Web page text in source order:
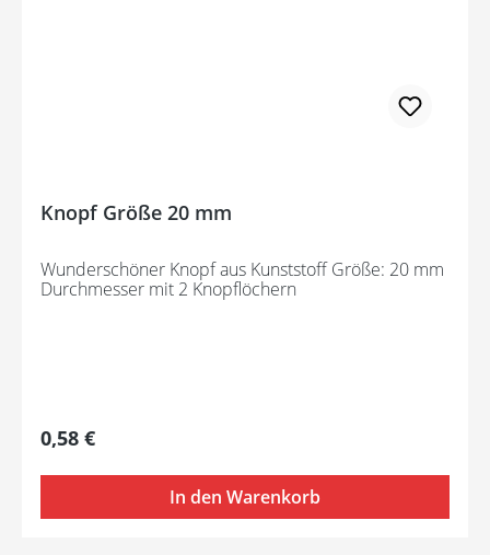
Knopf Größe 20 mm
Wunderschöner Knopf aus Kunststoff Größe: 20 mm
Durchmesser mit 2 Knopflöchern
Regulärer Preis:
0,58 €
In den Warenkorb